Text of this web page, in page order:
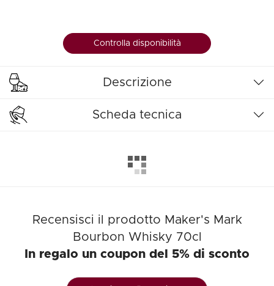
Controlla disponibilità
Descrizione
Scheda tecnica
Recensisci il prodotto Maker's Mark
Bourbon Whisky 70cl
In regalo un coupon del 5% di sconto